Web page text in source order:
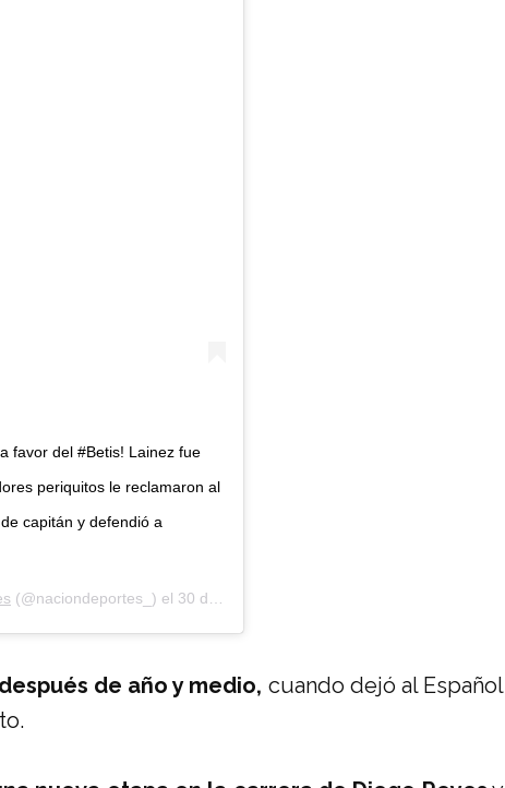
favor del #Betis! Lainez fue
periquitos le reclamaron al
capitán y defendió a
(@naciondeportes_) el 30 de Ene de 2019 a las 11:24 PST
de año y medio, cuando dejó al Español